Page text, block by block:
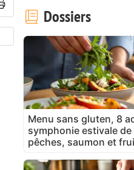
Dossiers
Menu sans gluten, 8
symphonie estivale
pêches, saumon et